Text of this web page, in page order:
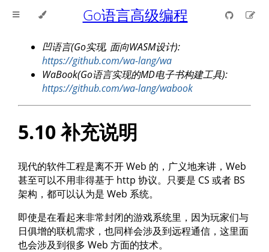
Go语言高级编程
凹语言(Go实现, 面向WASM设计):
https://github.com/wa-lang/wa
WaBook(Go语言实现的MD电子书构建工具):
https://github.com/wa-lang/wabook
5.10 补充说明
现代的软件工程是离不开 Web 的，广义地来讲，Web
甚至可以不用非得基于 http 协议。只要是 CS 或者 BS
架构，都可以认为是 Web 系统。
即使是在看起来非常封闭的游戏系统里，因为玩家们与
日俱增的联机需求，也同样会涉及到远程通信，这里面
也会涉及到很多 Web 方面的技术。